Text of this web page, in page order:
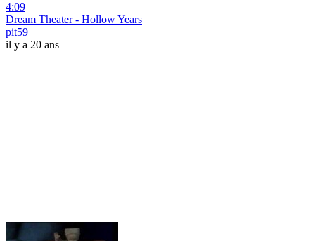
4:09
Dream Theater - Hollow Years
pit59
il y a 20 ans